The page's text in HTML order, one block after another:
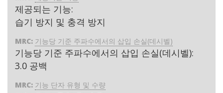
제공되는 기능:
습기 방지 및 충격 방지
MRC: 기능당 기준 주파수에서의 삽입 손실(데시벨)
기능당 기준 주파수에서의 삽입 손실(데시벨):
3.0 공백
MRC: 기능 단자 유형 및 수량